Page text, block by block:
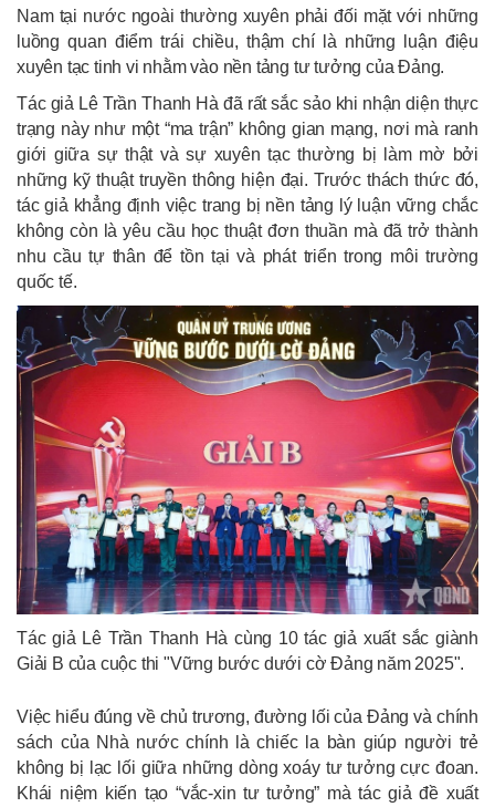
Nam tại nước ngoài thường xuyên phải đối mặt với những
luồng quan điểm trái chiều, thậm chí là những luận điệu
xuyên tạc tinh vi nhằm vào nền tảng tư tưởng của Đảng.
Tác giả Lê Trần Thanh Hà đã rất sắc sảo khi nhận diện thực
trạng này như một “ma trận” không gian mạng, nơi mà ranh
giới giữa sự thật và sự xuyên tạc thường bị làm mờ bởi
những kỹ thuật truyền thông hiện đại. Trước thách thức đó,
tác giả khẳng định việc trang bị nền tảng lý luận vững chắc
không còn là yêu cầu học thuật đơn thuần mà đã trở thành
nhu cầu tự thân để tồn tại và phát triển trong môi trường
quốc tế.
Tác giả Lê Trần Thanh Hà cùng 10 tác giả xuất sắc giành
Giải B của cuộc thi "Vững bước dưới cờ Đảng năm 2025".
Việc hiểu đúng về chủ trương, đường lối của Đảng và chính
sách của Nhà nước chính là chiếc la bàn giúp người trẻ
không bị lạc lối giữa những dòng xoáy tư tưởng cực đoan.
Khái niệm kiến tạo “vắc-xin tư tưởng” mà tác giả đề xuất